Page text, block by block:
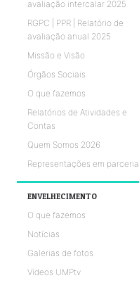
avaliação intercalar 2025
RGPC | PPR | Relatório de
avaliação anual 2025
Missão e Visão
Órgãos Sociais
O que fazemos
Relatórios de Atividades e
Contas
Quem Somos 2026
Representações em parceria
ENVELHECIMENTO
O que fazemos
Notícias
Galerias de fotos
Vídeos UMPtv